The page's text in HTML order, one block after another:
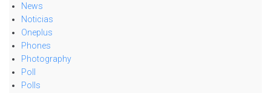
News
Noticias
Oneplus
Phones
Photography
Poll
Polls